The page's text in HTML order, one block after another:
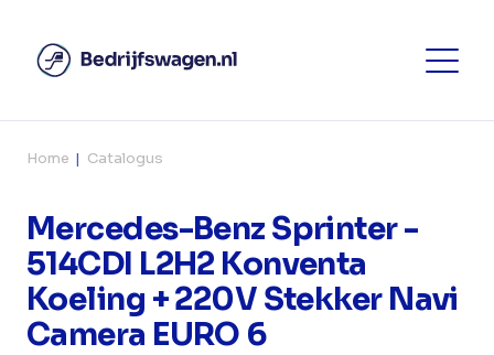
Home Catalogus
Mercedes-Benz Sprinter -
514CDI L2H2 Konventa
Koeling + 220V Stekker Navi
Camera EURO 6